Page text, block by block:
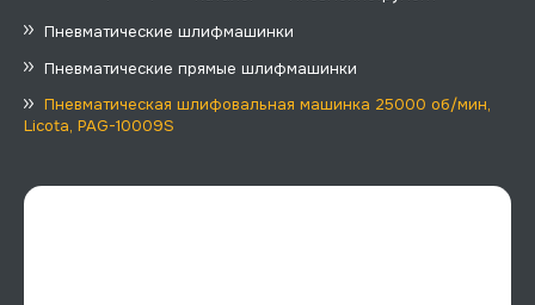
Пневматические шлифмашинки
Пневматические прямые шлифмашинки
Пневматическая шлифовальная машинка 25000 об/мин,
Licota, PAG-10009S